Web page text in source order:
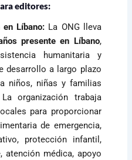
editores:
Líbano: La ONG lleva
presente en Líbano,
humanitaria y
desarrollo a largo plazo
niños, niñas y familias
organización trabaja
para proporcionar
de emergencia,
protección infantil,
atención médica, apoyo